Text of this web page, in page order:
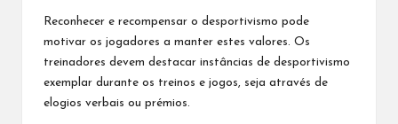
Reconhecer e recompensar o desportivismo pode
motivar os jogadores a manter estes valores. Os
treinadores devem destacar instâncias de desportivismo
exemplar durante os treinos e jogos, seja através de
elogios verbais ou prémios.